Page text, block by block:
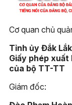
Cơ quan chủ
Tỉnh ủy Đắk Lắk
Giấy phép xuất
của bộ TT-TT
Giám đốc: